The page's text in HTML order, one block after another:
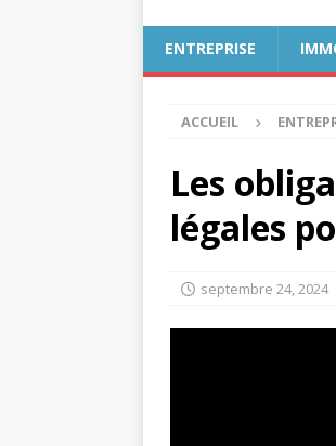
ENTREPRISE
ACCUEIL
Les
légales
septembre 24, 2024